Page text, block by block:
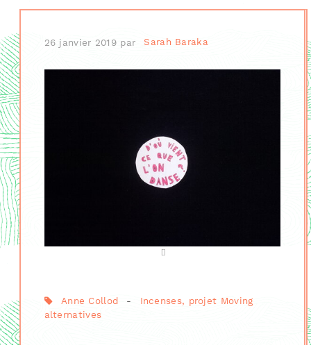
26 janvier 2019 par Sarah Baraka
Anne Collod -
Incenses, projet Moving
alternatives